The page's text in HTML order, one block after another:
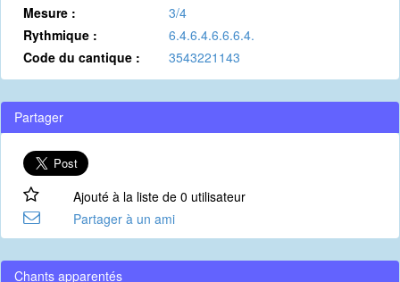
Mesure :
3/4
Rythmique :
6.4.6.4.6.6.6.4.
Code du cantique :
3543221143
Partager
Ajouté à la liste de 0 utilisateur
Partager à un ami
Chants apparentés